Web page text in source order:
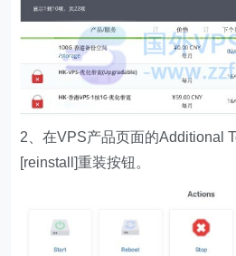
2、在VPS产品页面的Additional
[reinstall]重装按钮。